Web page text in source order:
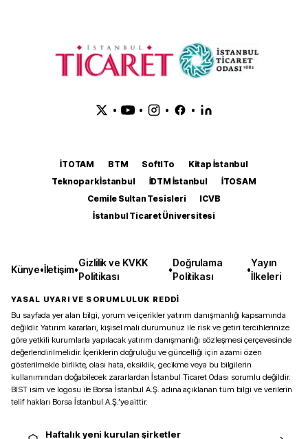
• • • •
İTOTAM BTM SoftITo
Kitap İstanbul
Teknopark İstanbul
İDTM İstanbul
İTOSAM
Cemile Sultan Tesisleri
ICVB
İstanbul Ticaret Üniversitesi
Künye•İletişim•
Gizlilik ve KVKK
Politikası
•
Doğrulama
Politikası
•
Yayın
İlkeleri
YASAL UYARI VE SORUMLULUK REDDİ
Bu sayfada yer alan bilgi, yorum ve içerikler yatırım danışmanlığı kapsamında
değildir. Yatırım kararları, kişisel mali durumunuz ile risk ve getiri tercihlerinize
göre yetkili kurumlarla yapılacak yatırım danışmanlığı sözleşmesi çerçevesinde
değerlendirilmelidir. İçeriklerin doğruluğu ve güncelliği için azami özen
gösterilmekle birlikte, olası hata, eksiklik, gecikme veya bu bilgilerin
kullanımından doğabilecek zararlardan İstanbul Ticaret Odası sorumlu değildir.
BIST isim ve logosu ile Borsa İstanbul A.Ş. adına açıklanan tüm bilgi ve verilerin
telif hakları Borsa İstanbul A.Ş.’ye aittir.
Haftalık yeni kurulan şirketler